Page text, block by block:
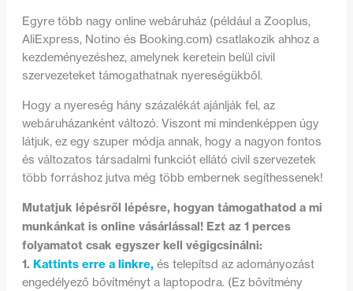
Egyre több nagy online webáruház (például a Zooplus,
AliExpress, Notino és Booking.com) csatlakozik ahhoz a
kezdeményezéshez, amelynek keretein belül civil
szervezeteket támogathatnak nyereségükből.
Hogy a nyereség hány százalékát ajánlják fel, az
webáruházanként változó. Viszont mi mindenképpen úgy
látjuk, ez egy szuper módja annak, hogy a nagyon fontos
és változatos társadalmi funkciót ellátó civil szervezetek
több forráshoz jutva még több embernek segíthessenek!
Mutatjuk lépésről lépésre, hogyan támogathatod a mi
munkánkat is online vásárlással! Ezt az 1 perces
folyamatot csak egyszer kell végigcsinálni:
1. Kattints erre a linkre, és telepítsd az adományozást
engedélyező bővítményt a laptopodra. (Ez bővítmény